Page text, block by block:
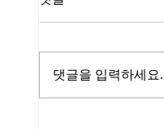
댓글을 입력하세요.